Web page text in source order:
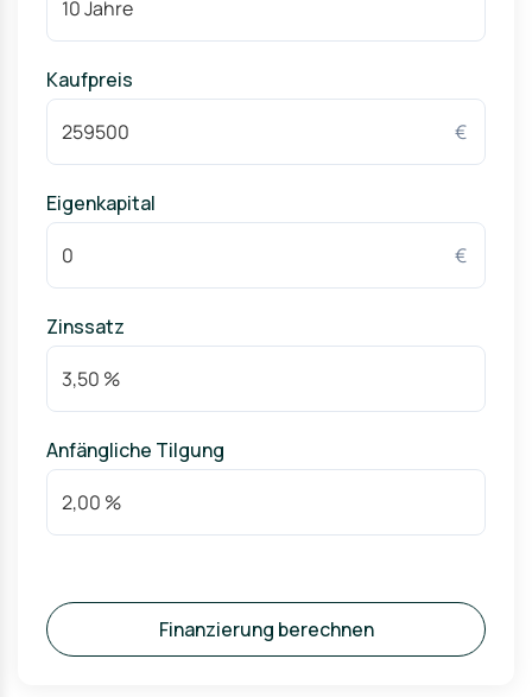
Kaufpreis
€
Eigenkapital
€
Zinssatz
Anfängliche Tilgung
Finanzierung berechnen